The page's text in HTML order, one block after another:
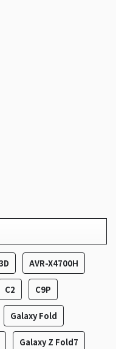
AVR-X4700H
C2 C9P
Galaxy Fold
Galaxy Z Fold7